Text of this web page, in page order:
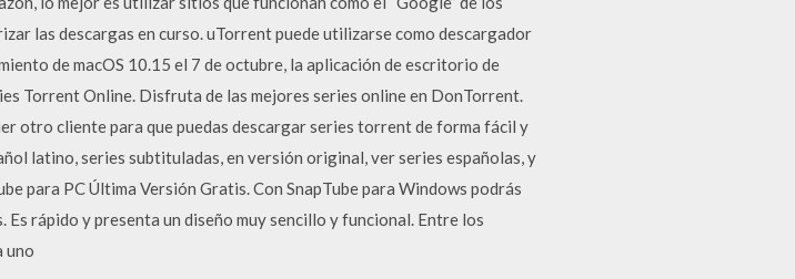
las descargas en curso. uTorrent puede utilizarse como descargador
de macOS 10.15 el 7 de octubre, la aplicación de escritorio de
Torrent Online. Disfruta de las mejores series online en DonTorrent.
otro cliente para que puedas descargar series torrent de forma fácil y
latino, series subtituladas, en versión original, ver series españolas, y
para PC Última Versión Gratis. Con SnapTube para Windows podrás
rápido y presenta un diseño muy sencillo y funcional. Entre los
uno